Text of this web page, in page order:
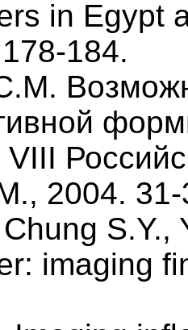
in Egypt
184.
2004.
imaging